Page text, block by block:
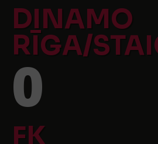
DINAMO
RĪGA/
0
FK